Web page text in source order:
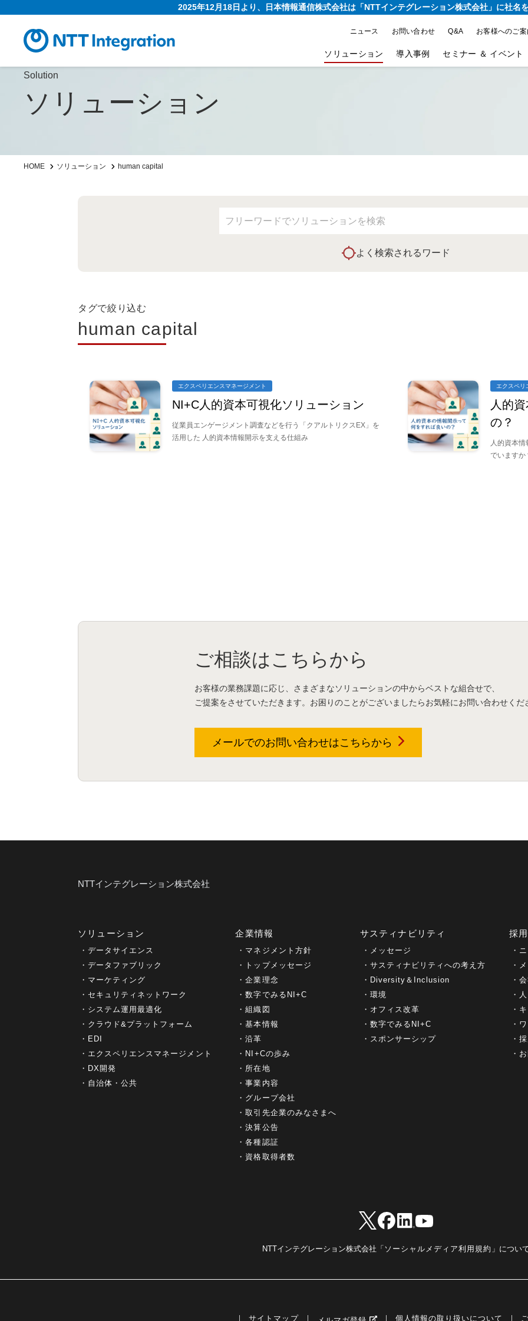
2025年12月18日より、日本情報通信株式会社は「NTTインテグレーション株式会社」に社名
ニュース お問い合わせ Q&A お客様へのご
ソリューション 導入事例 セミナー ＆ イベント
Solution
ソリューション
HOME ソリューション human capital
よく検索されるワード
タグで絞り込む
human capital
エクスペリエンスマネージメント
NI+C人的資本可視化ソリューション
従業員エンゲージメント調査などを行う「クアルトリクスEX」を
活用した 人的資本情報開示を支える仕組み
エクスペリ
人的
の？
人的資本
でいますか
ご相談はこちらから
お客様の業務課題に応じ、さまざまなソリューションの中からベストな組合せで、
ご提案をさせていただきます。お困りのことがございましたらお気軽にお問い合わせくだ
メールでのお問い合わせはこちらから
NTTインテグレーション株式会社
ソリューション
データサイエンス
データファブリック
マーケティング
セキュリティネットワーク
システム運用最適化
クラウド&プラットフォーム
EDI
エクスペリエンスマネージメント
DX開発
自治体・公共
企業情報
マネジメント方針
トップメッセージ
企業理念
数字でみるNI+C
組織図
基本情報
沿革
NI+Cの歩み
所在地
事業内容
グループ会社
取引先企業のみなさまへ
決算公告
各種認証
資格取得者数
サスティナビリティ
メッセージ
サスティナビリティへの考え方
Diversity＆Inclusion
環境
オフィス改革
数字でみるNI+C
スポンサーシップ
採
NTTインテグレーション株式会社「 ソーシャルメディア利用規約 」につい
サイトマップ 個人情報の取り扱いについて